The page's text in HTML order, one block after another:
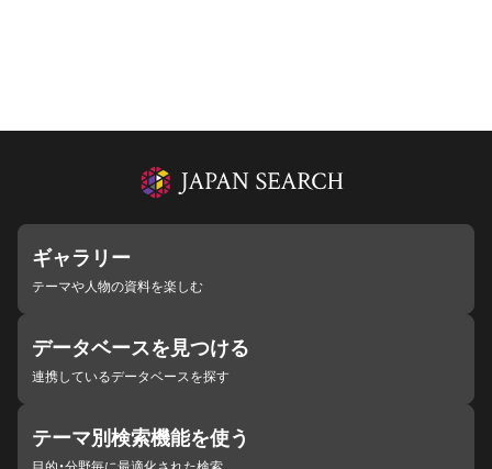
ギャラリー
テーマや人物の資料を楽しむ
データベースを見つける
連携しているデータベースを探す
テーマ別検索機能を使う